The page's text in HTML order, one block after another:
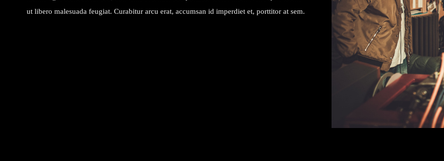
ut libero malesuada feugiat. Curabitur arcu erat, accumsan id imperdiet et, porttitor at sem.